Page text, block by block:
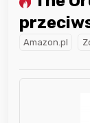
Amazon.pl
najlepszego
w